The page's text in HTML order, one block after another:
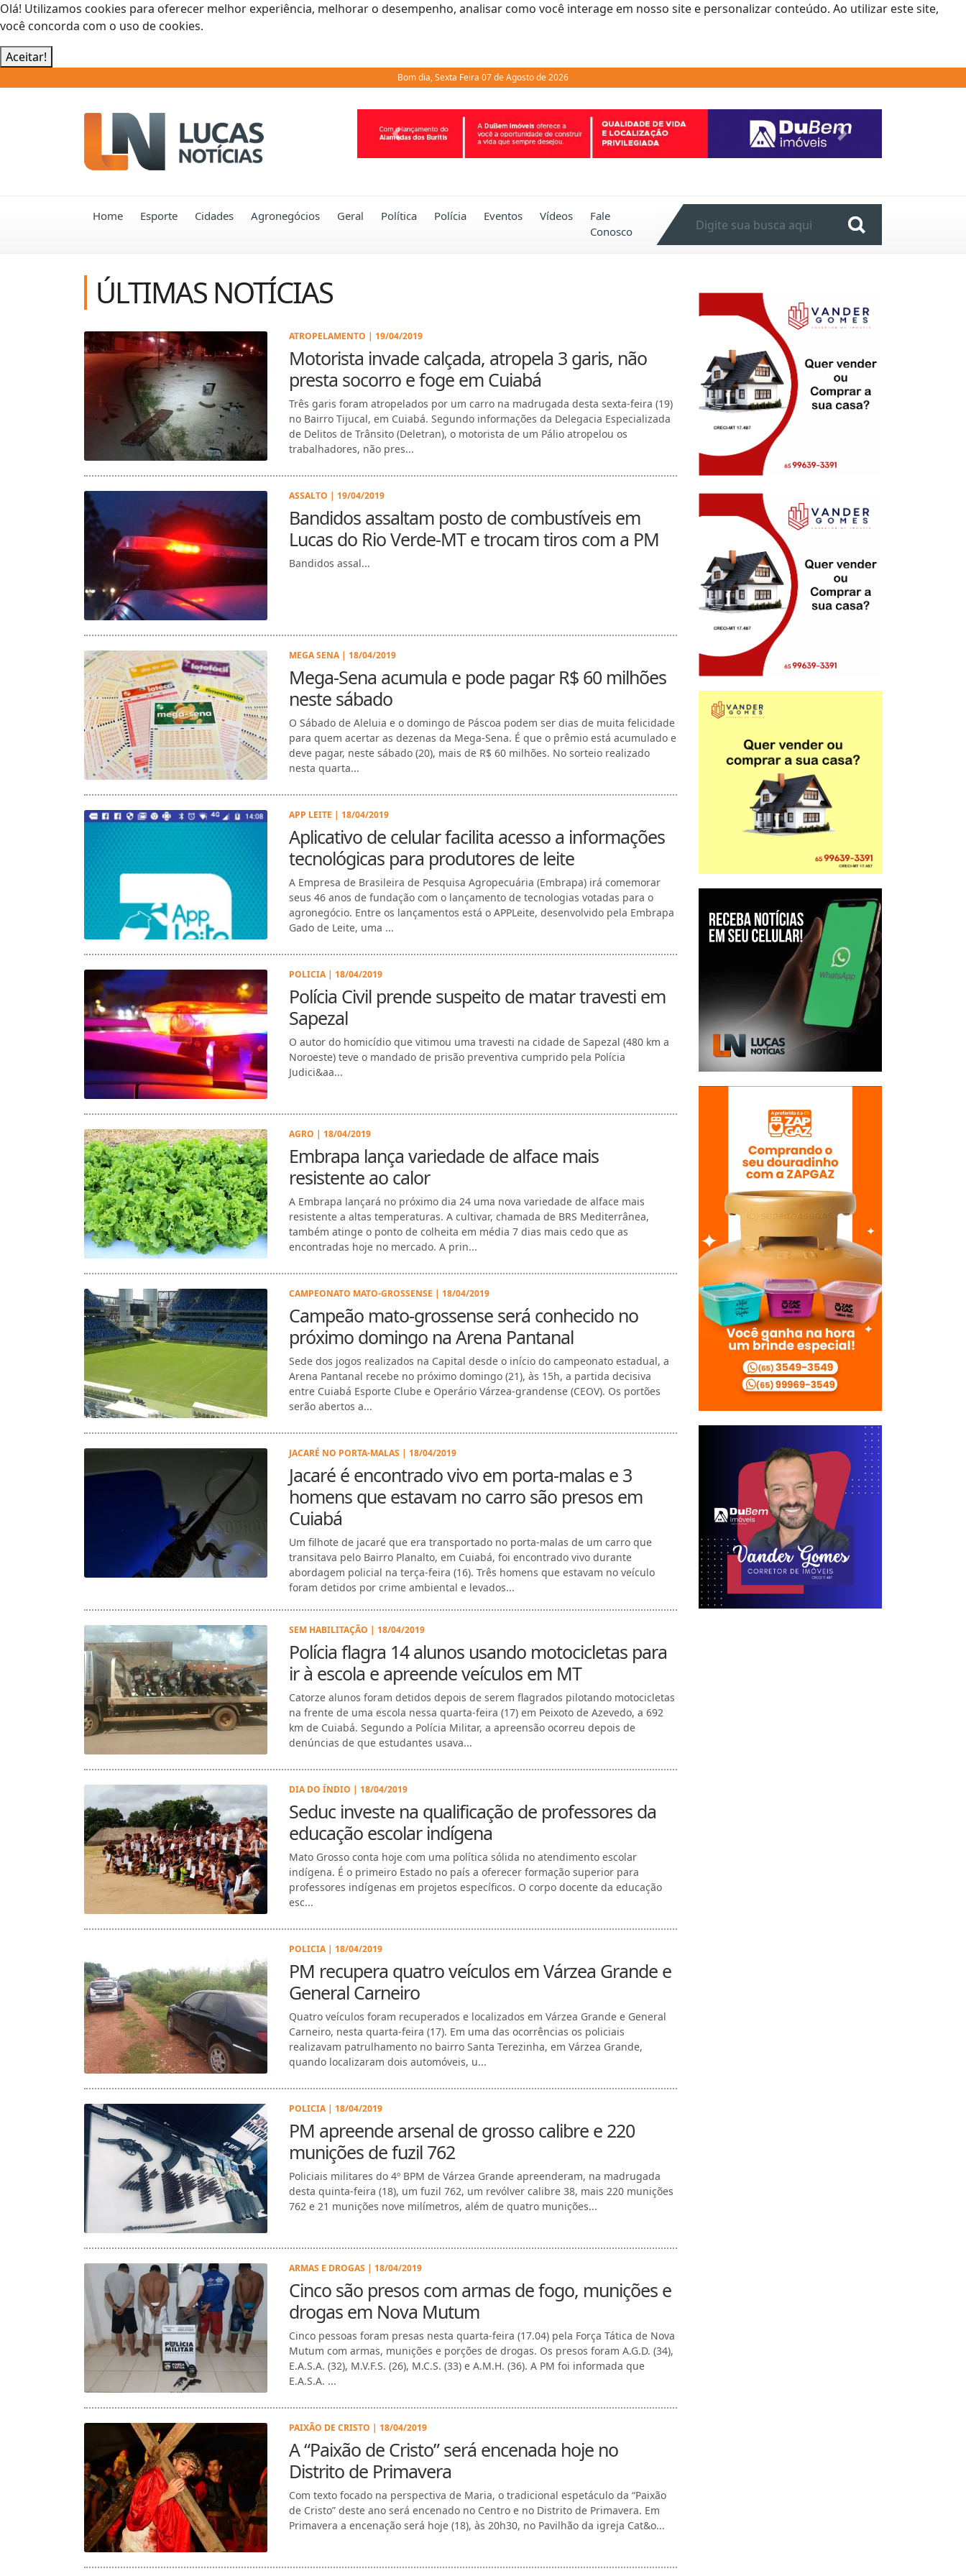
Olá! Utilizamos cookies para oferecer melhor experiência, melhorar o desempenho, analisar como você interage em nosso site e personalizar conteúdo. Ao utilizar este site,
você concorda com o uso de cookies.
Aceitar!
Bom dia, Sexta Feira 07 de Agosto de 2026
Previous Next
Home Esporte Cidades Agronegócios Geral Política Polícia Eventos Vídeos
Fale
Conosco
ÚLTIMAS NOTÍCIAS
ATROPELAMENTO | 19/04/2019
Motorista invade calçada, atropela 3 garis, não
presta socorro e foge em Cuiabá
Três garis foram atropelados por um carro na madrugada desta sexta-feira (19)
no Bairro Tijucal, em Cuiabá. Segundo informações da Delegacia Especializada
de Delitos de Trânsito (Deletran), o motorista de um Pálio atropelou os
trabalhadores, não pres...
ASSALTO | 19/04/2019
Bandidos assaltam posto de combustíveis em
Lucas do Rio Verde-MT e trocam tiros com a PM
Bandidos assal...
MEGA SENA | 18/04/2019
Mega-Sena acumula e pode pagar R$ 60 milhões
neste sábado
O Sábado de Aleluia e o domingo de Páscoa podem ser dias de muita felicidade
para quem acertar as dezenas da Mega-Sena. É que o prêmio está acumulado e
deve pagar, neste sábado (20), mais de R$ 60 milhões. No sorteio realizado
nesta quarta...
APP LEITE | 18/04/2019
Aplicativo de celular facilita acesso a informações
tecnológicas para produtores de leite
A Empresa de Brasileira de Pesquisa Agropecuária (Embrapa) irá comemorar
seus 46 anos de fundação com o lançamento de tecnologias votadas para o
agronegócio. Entre os lançamentos está o APPLeite, desenvolvido pela Embrapa
Gado de Leite, uma ...
POLICIA | 18/04/2019
Polícia Civil prende suspeito de matar travesti em
Sapezal
O autor do homicídio que vitimou uma travesti na cidade de Sapezal (480 km a
Noroeste) teve o mandado de prisão preventiva cumprido pela Polícia
Judici&aa...
AGRO | 18/04/2019
Embrapa lança variedade de alface mais
resistente ao calor
A Embrapa lançará no próximo dia 24 uma nova variedade de alface mais
resistente a altas temperaturas. A cultivar, chamada de BRS Mediterrânea,
também atinge o ponto de colheita em média 7 dias mais cedo que as
encontradas hoje no mercado. A prin...
CAMPEONATO MATO-GROSSENSE | 18/04/2019
Campeão mato-grossense será conhecido no
próximo domingo na Arena Pantanal
Sede dos jogos realizados na Capital desde o início do campeonato estadual, a
Arena Pantanal recebe no próximo domingo (21), às 15h, a partida decisiva
entre Cuiabá Esporte Clube e Operário Várzea-grandense (CEOV). Os portões
serão abertos a...
JACARÉ NO PORTA-MALAS | 18/04/2019
Jacaré é encontrado vivo em porta-malas e 3
homens que estavam no carro são presos em
Cuiabá
Um filhote de jacaré que era transportado no porta-malas de um carro que
transitava pelo Bairro Planalto, em Cuiabá, foi encontrado vivo durante
abordagem policial na terça-feira (16). Três homens que estavam no veículo
foram detidos por crime ambiental e levados...
SEM HABILITAÇÃO | 18/04/2019
Polícia flagra 14 alunos usando motocicletas para
ir à escola e apreende veículos em MT
Catorze alunos foram detidos depois de serem flagrados pilotando motocicletas
na frente de uma escola nessa quarta-feira (17) em Peixoto de Azevedo, a 692
km de Cuiabá. Segundo a Polícia Militar, a apreensão ocorreu depois de
denúncias de que estudantes usava...
DIA DO ÍNDIO | 18/04/2019
Seduc investe na qualificação de professores da
educação escolar indígena
Mato Grosso conta hoje com uma política sólida no atendimento escolar
indígena. É o primeiro Estado no país a oferecer formação superior para
professores indígenas em projetos específicos. O corpo docente da educação
esc...
POLICIA | 18/04/2019
PM recupera quatro veículos em Várzea Grande e
General Carneiro
Quatro veículos foram recuperados e localizados em Várzea Grande e General
Carneiro, nesta quarta-feira (17). Em uma das ocorrências os policiais
realizavam patrulhamento no bairro Santa Terezinha, em Várzea Grande,
quando localizaram dois automóveis, u...
POLICIA | 18/04/2019
PM apreende arsenal de grosso calibre e 220
munições de fuzil 762
Policiais militares do 4º BPM de Várzea Grande apreenderam, na madrugada
desta quinta-feira (18), um fuzil 762, um revólver calibre 38, mais 220 munições
762 e 21 munições nove milímetros, além de quatro munições...
ARMAS E DROGAS | 18/04/2019
Cinco são presos com armas de fogo, munições e
drogas em Nova Mutum
Cinco pessoas foram presas nesta quarta-feira (17.04) pela Força Tática de Nova
Mutum com armas, munições e porções de drogas. Os presos foram A.G.D. (34),
E.A.S.A. (32), M.V.F.S. (26), M.C.S. (33) e A.M.H. (36). A PM foi informada que
E.A.S.A. ...
PAIXÃO DE CRISTO | 18/04/2019
A “Paixão de Cristo” será encenada hoje no
Distrito de Primavera
Com texto focado na perspectiva de Maria, o tradicional espetáculo da “Paixão
de Cristo” deste ano será encenado no Centro e no Distrito de Primavera. Em
Primavera a encenação será hoje (18), às 20h30, no Pavilhão da igreja Cat&o...